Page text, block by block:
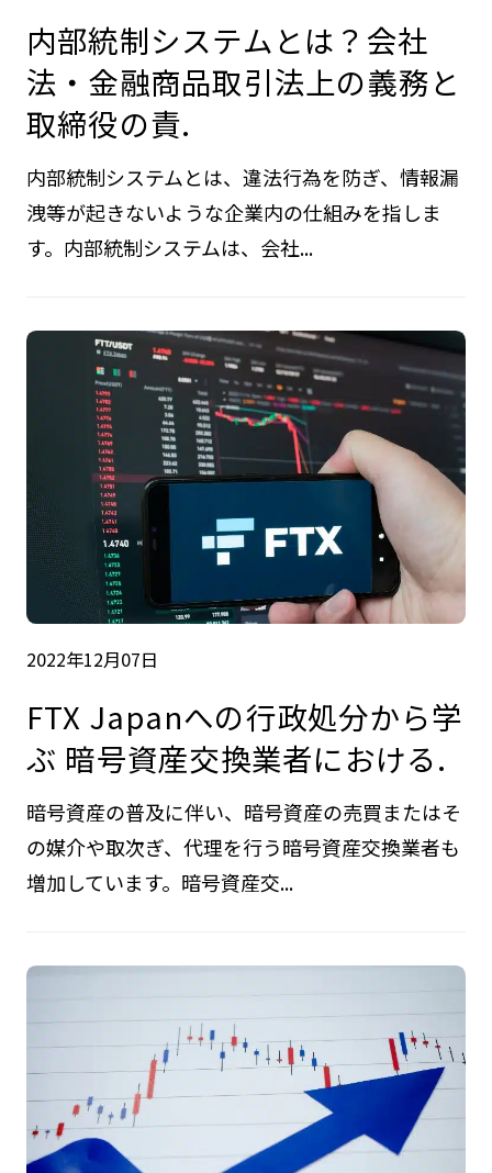
内部統制システムとは？会社
法・金融商品取引法上の義務と
取締役の責.
内部統制システムとは、違法行為を防ぎ、情報漏
洩等が起きないような企業内の仕組みを指しま
す。内部統制システムは、会社...
2022年12月07日
FTX Japanへの行政処分から学
ぶ 暗号資産交換業者における.
暗号資産の普及に伴い、暗号資産の売買またはそ
の媒介や取次ぎ、代理を行う暗号資産交換業者も
増加しています。暗号資産交...